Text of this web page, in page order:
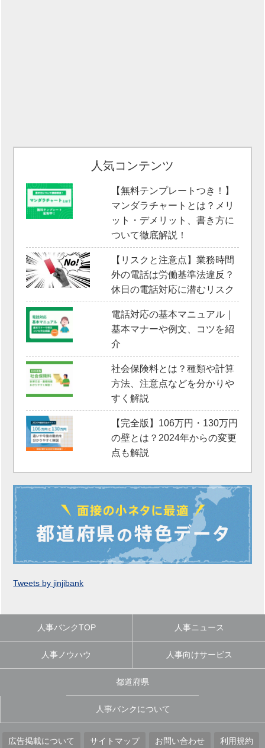
人気コンテンツ
【無料テンプレートつき！】
マンダラチャートとは？メリ
ット・デメリット、書き方に
ついて徹底解説！
【リスクと注意点】業務時間
外の電話は労働基準法違反？
休日の電話対応に潜むリスク
電話対応の基本マニュアル｜
基本マナーや例文、コツを紹
介
社会保険料とは？種類や計算
方法、注意点などを分かりや
すく解説
【完全版】106万円・130万円
の壁とは？2024年からの変更
点も解説
Tweets by jinjibank
人事バンクTOP 人事ニュース
人事ノウハウ 人事向けサービス
都道府県
人事バンクについて
広告掲載について サイトマップ お問い合わせ 利用規約